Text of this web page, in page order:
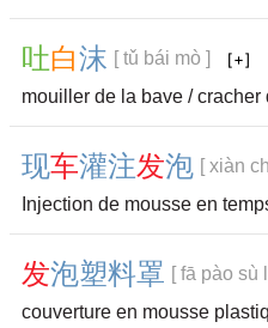
吐白沫 [ tǔ bái mò ]
mouiller de la bave /
现车灌注发泡 [ xiàn
Injection de mousse en
发泡塑料罩 [ fā pào sù
couverture en mousse